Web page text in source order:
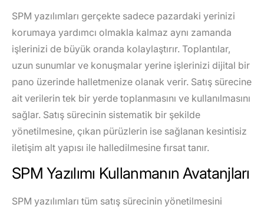
SPM yazılımları gerçekte sadece pazardaki yerinizi
korumaya yardımcı olmakla kalmaz aynı zamanda
işlerinizi de büyük oranda kolaylaştırır. Toplantılar,
uzun sunumlar ve konuşmalar yerine işlerinizi dijital bir
pano üzerinde halletmenize olanak verir. Satış sürecine
ait verilerin tek bir yerde toplanmasını ve kullanılmasını
sağlar. Satış sürecinin sistematik bir şekilde
yönetilmesine, çıkan pürüzlerin ise sağlanan kesintisiz
iletişim alt yapısı ile halledilmesine fırsat tanır.
SPM Yazılımı Kullanmanın Avatanjları
SPM yazılımları tüm satış sürecinin yönetilmesini